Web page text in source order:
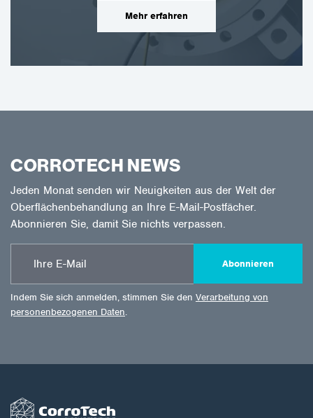
Mehr erfahren
CORROTECH NEWS
Jeden Monat senden wir Neuigkeiten aus der Welt der
Oberflächenbehandlung an Ihre E-Mail-Postfächer.
Abonnieren Sie, damit Sie nichts verpassen.
Abonnieren
Indem Sie sich anmelden, stimmen Sie den Verarbeitung von
personenbezogenen Daten.